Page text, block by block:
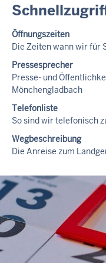
Öffnungszeiten
Die Zeiten wann wir für
Pressesprecher
Presse- und
Mönchengladbach
Telefonliste
So sind wir telefonisch
Wegbeschreibung
Die Anreise zum